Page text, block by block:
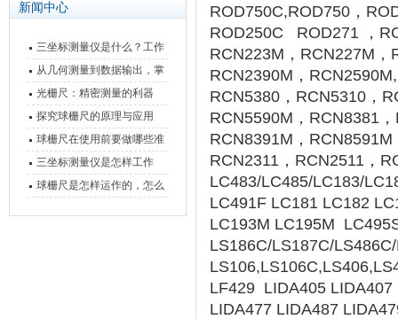
新闻中心
三坐标测量仪是什么？工作
原理、分类与核心功能一次
讲清
从几何测量到数据输出，掌
握万濠影像测量仪的六大核
心能力
光栅尺：精密测量的利器
探究球栅尺的原理与应用
球栅尺在使用前要做哪些准
备工作？
三坐标测量仪是怎样工作
的，功能有什么优势？
球栅尺是怎样运作的，怎么
ROD750C,ROD750，
ROD250C ROD271 ，
RCN223M，RCN227M
RCN2390M，
RCN5380，RCN5310，
RCN5590M，RCN8381
RCN8391M，
RCN2311，RCN2511，
LC483/LC485/LC183/
LC491F LC181 LC182
LC193M LC195M
LS186C/LS187C/
LF429 LIDA405 LIDA407
LIDA477 LIDA487